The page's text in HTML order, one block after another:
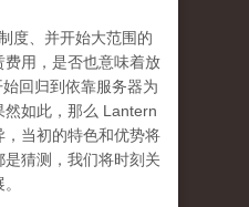
度、并开始大范围的
用，是否也意味着放
回归到依靠服务器为
如此，那么 Lantern
当初的特色和优势将
猜测，我们将时刻关